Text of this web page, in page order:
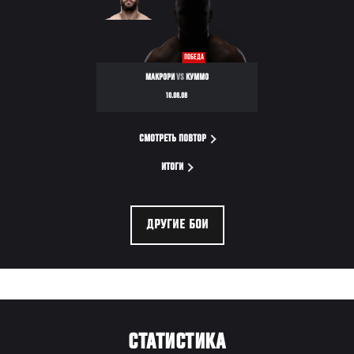
ПОБЕДА
МАКРОРИVSКУММО
10.08.08
СМОТРЕТЬ ПОВТОР
ИТОГИ
ДРУГИЕ БОИ
СТАТИСТИКА